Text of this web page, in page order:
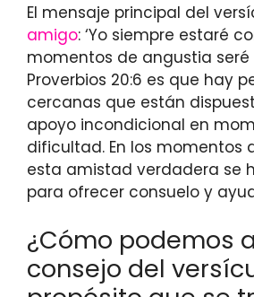
El mensaje principal del
amigo: ‘Yo siempre estaré
momentos de angustia seré
Proverbios 20:6 es que hay
cercanas que están
apoyo incondicional en
dificultad. En los momentos
esta amistad verdadera se
para ofrecer consuelo y
¿Cómo podemos
consejo del